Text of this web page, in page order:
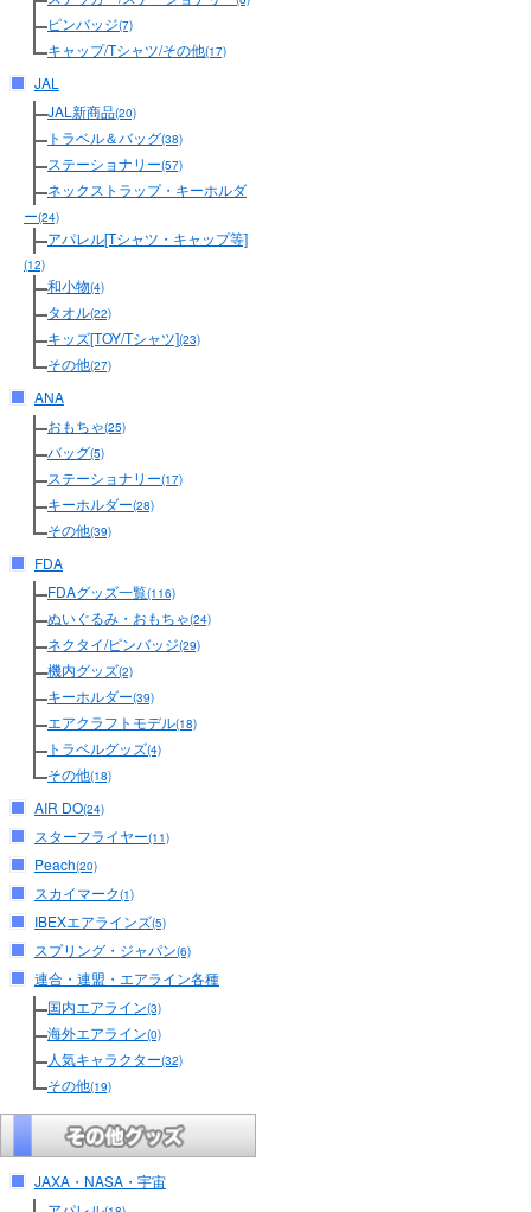
ピンバッジ(7)
キャップ/Tシャツ/その他(17)
JAL
JAL新商品(20)
トラベル＆バッグ(38)
ステーショナリー(57)
ネックストラップ・キーホルダ
ー(24)
アパレル[Tシャツ・キャップ等]
(12)
和小物(4)
タオル(22)
キッズ[TOY/Tシャツ](23)
その他(27)
ANA
おもちゃ(25)
バッグ(5)
ステーショナリー(17)
キーホルダー(28)
その他(39)
FDA
FDAグッズ一覧(116)
ぬいぐるみ・おもちゃ(24)
ネクタイ/ピンバッジ(29)
機内グッズ(2)
キーホルダー(39)
エアクラフトモデル(18)
トラベルグッズ(4)
その他(18)
AIR DO(24)
スターフライヤー(11)
Peach(20)
スカイマーク(1)
IBEXエアラインズ(5)
スプリング・ジャパン(6)
連合・連盟・エアライン各種
国内エアライン(3)
海外エアライン(0)
人気キャラクター(32)
その他(19)
JAXA・NASA・宇宙